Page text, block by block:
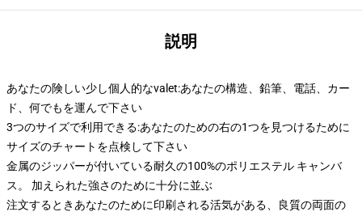
説明
あなたの険しい少し個人的なvalet:あなたの構造、鉛筆、電話、カー
ド、何でもを運んで下さい
3つのサイズで利用できる:あなたのための右の1つを見つけるために
サイズのチャートを点検して下さい
金属のジッパーが付いている耐久の100%のポリエステル キャンバ
ス。 加えられた強さのために十分に並ぶ
注文するときあなたのために印刷される活気がある、良質の両面の